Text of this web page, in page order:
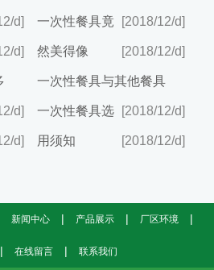
d]
d]
d]
d]
[2018/12/d]
一次性餐具竟
然美得像 [2018/12/d]
一次性餐具与其他餐具
[2018/12/d]
一次性餐具选
用须知 [2018/12/d]
新闻中心 | 产品展示 | 厂区环境 |
| 在线留言 | 联系我们